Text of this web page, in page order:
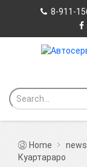
8-911-
Home news
Куартараро